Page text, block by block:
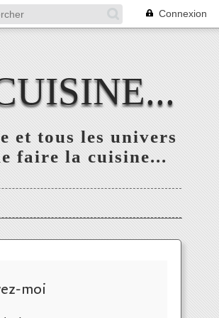
Connexion
et tous les univers
faire la cuisine...
moi